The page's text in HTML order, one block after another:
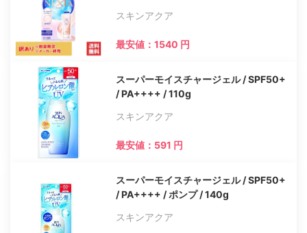
スキンアクア
最安値：1540 円
スーパーモイスチャージェル / SPF50+
/ PA++++ / 110g
スキンアクア
最安値：591 円
スーパーモイスチャージェル / SPF50+
/ PA++++ / ポンプ / 140g
スキンアクア